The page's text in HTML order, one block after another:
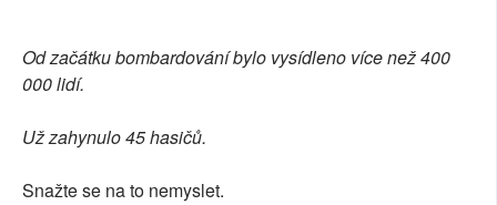
Od začátku bombardování bylo vysídleno více než 400
000 lidí.
Už zahynulo 45 hasičů.
Snažte se na to nemyslet.